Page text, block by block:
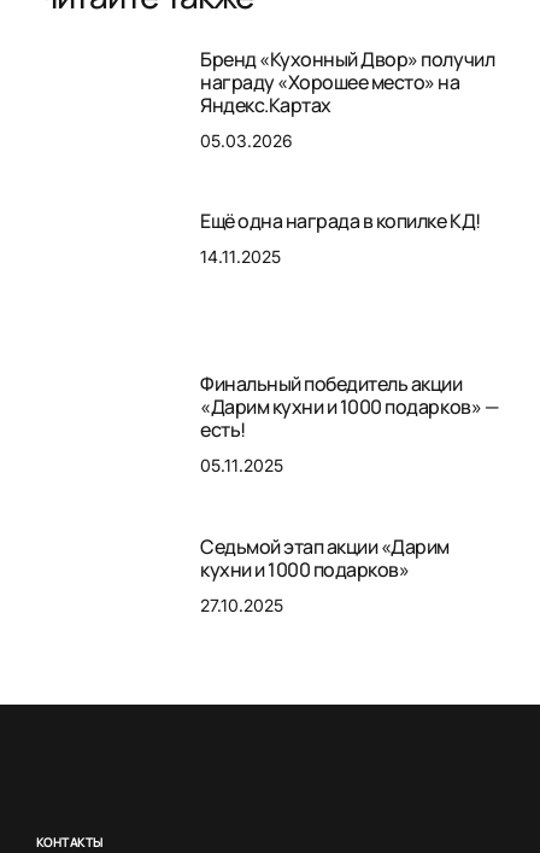
Бренд «Кухонный Двор» получил
награду «Хорошее место» на
Яндекс.Картах
05.03.2026
Ещё одна награда в копилке КД!
14.11.2025
Финальный победитель акции
«Дарим кухни и 1000 подарков» —
есть!
05.11.2025
Седьмой этап акции «Дарим
кухни и 1000 подарков»
27.10.2025
КОНТАКТЫ